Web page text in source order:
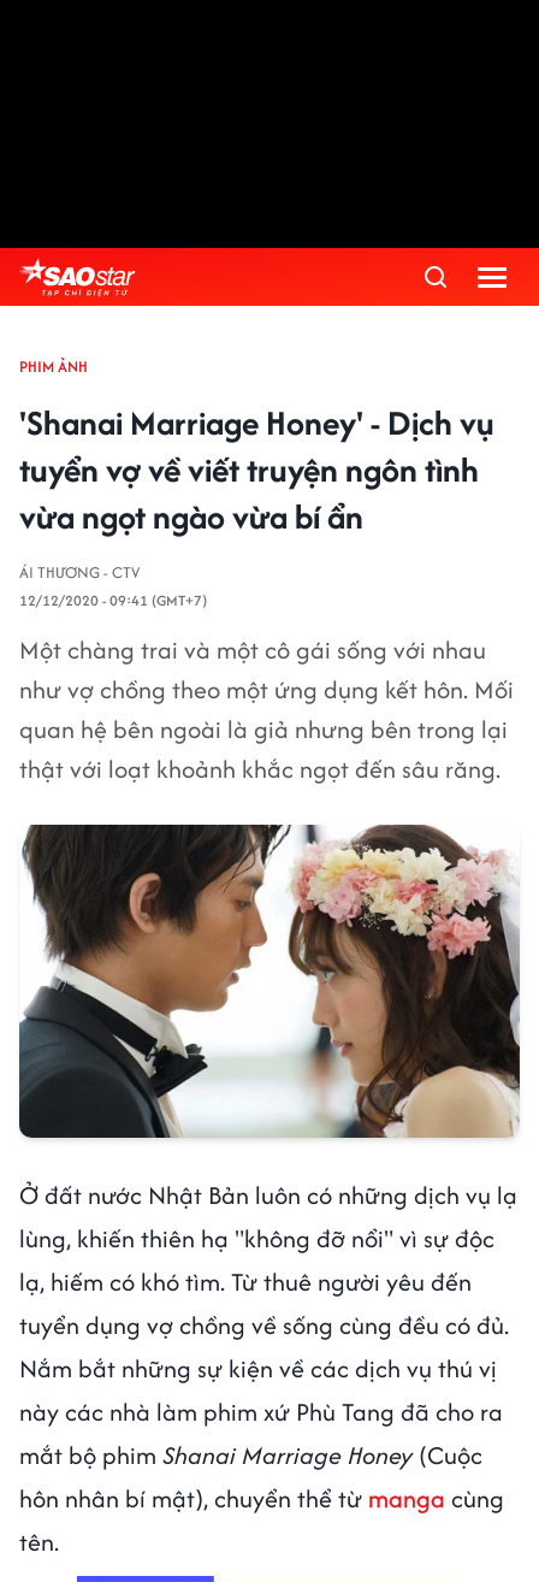
PHIM ẢNH
'Shanai Marriage Honey' - Dịch vụ
tuyển vợ về viết truyện ngôn tình
vừa ngọt ngào vừa bí ẩn
ÁI THƯƠNG - CTV
12/12/2020 - 09:41 (GMT+7)
Một chàng trai và một cô gái sống với nhau
như vợ chồng theo một ứng dụng kết hôn. Mối
quan hệ bên ngoài là giả nhưng bên trong lại
thật với loạt khoảnh khắc ngọt đến sâu răng.
Ở đất nước Nhật Bản luôn có những dịch vụ lạ
lùng, khiến thiên hạ "không đỡ nổi" vì sự độc
lạ, hiếm có khó tìm. Từ thuê người yêu đến
tuyển dụng vợ chồng về sống cùng đều có đủ.
Nắm bắt những sự kiện về các dịch vụ thú vị
này các nhà làm phim xứ Phù Tang đã cho ra
mắt bộ phim Shanai Marriage Honey(Cuộc
hôn nhân bí mật), chuyển thể từ manga cùng
tên.